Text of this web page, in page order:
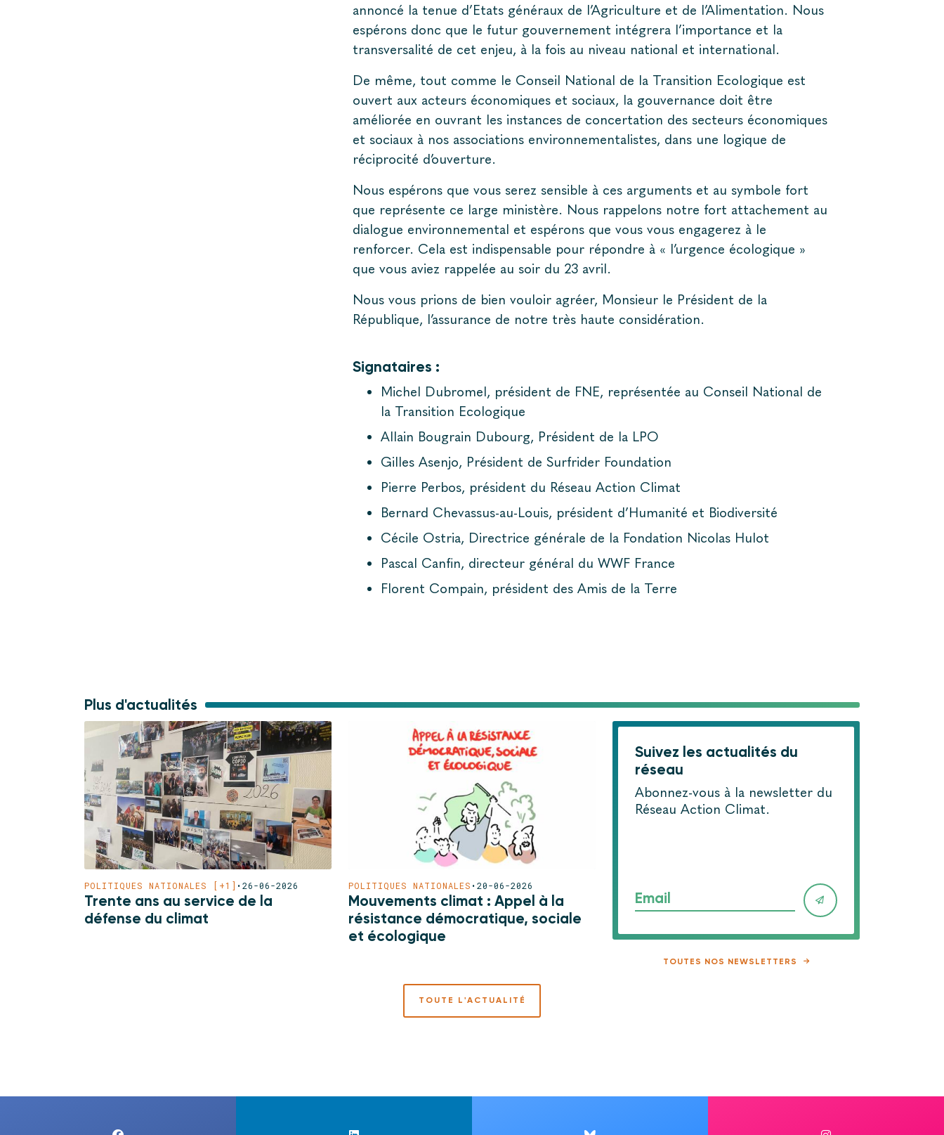
annoncé la tenue d’Etats généraux de l’Agriculture et de l’Alimentation. Nous
espérons donc que le futur gouvernement intégrera l’importance et la
transversalité de cet enjeu, à la fois au niveau national et international.
De même, tout comme le Conseil National de la Transition Ecologique est
ouvert aux acteurs économiques et sociaux, la gouvernance doit être
améliorée en ouvrant les instances de concertation des secteurs économiques
et sociaux à nos associations environnementalistes, dans une logique de
réciprocité d’ouverture.
Nous espérons que vous serez sensible à ces arguments et au symbole fort
que représente ce large ministère. Nous rappelons notre fort attachement au
dialogue environnemental et espérons que vous vous engagerez à le
renforcer. Cela est indispensable pour répondre à « l’urgence écologique »
que vous aviez rappelée au soir du 23 avril.
Nous vous prions de bien vouloir agréer, Monsieur le Président de la
République, l’assurance de notre très haute considération.
Signataires :
Michel Dubromel, président de FNE, représentée au Conseil National de
la Transition Ecologique
Allain Bougrain Dubourg, Président de la LPO
Gilles Asenjo, Président de Surfrider Foundation
Pierre Perbos, président du Réseau Action Climat
Bernard Chevassus-au-Louis, président d’Humanité et Biodiversité
Cécile Ostria, Directrice générale de la Fondation Nicolas Hulot
Pascal Canfin, directeur général du WWF France
Florent Compain, président des Amis de la Terre
Plus d'actualités
POLITIQUES NATIONALES [+1] •26-06-2026
Trente ans au service de la
défense du climat
POLITIQUES NATIONALES •20-06-2026
Mouvements climat : Appel à la
résistance démocratique, sociale
et écologique
Suivez les actualités du
réseau
Abonnez-vous à la newsletter du
Réseau Action Climat.
Email
TOUTES NOS NEWSLETTERS
TOUTE L'ACTUALITÉ